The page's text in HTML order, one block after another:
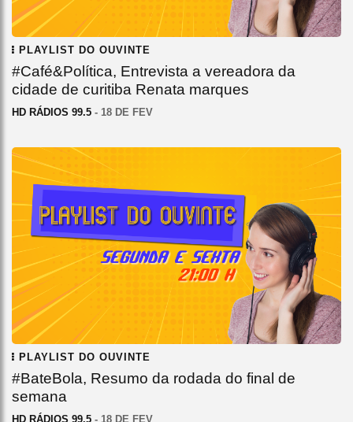
PLAYLIST DO OUVINTE
#Café&Política, Entrevista a vereadora da
cidade de curitiba Renata marques
HD RÁDIOS 99.5 - 18 DE FEV
PLAYLIST DO OUVINTE
#BateBola, Resumo da rodada do final de
semana
HD RÁDIOS 99.5 - 18 DE FEV